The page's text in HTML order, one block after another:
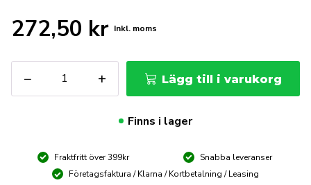
272,50 kr Inkl. moms
−
Lödpasta
FP348
+ Lägg till i varukorg
Finns i lager
Fraktfritt över 399kr
Snabba leveranser
Företagsfaktura / Klarna / Kortbetalning / Leasing